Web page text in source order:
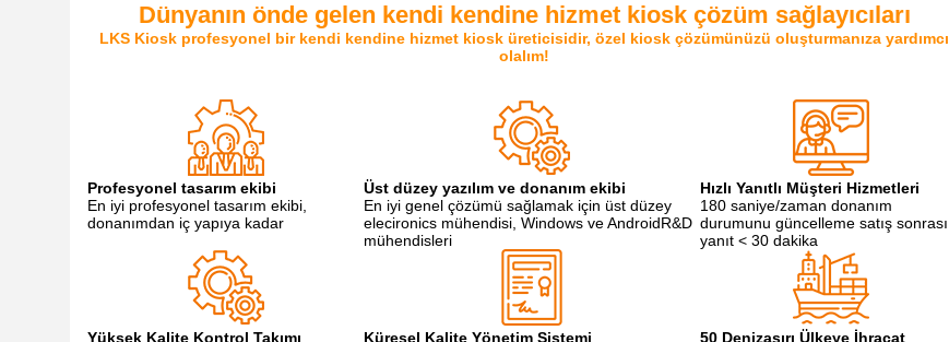
Dünyanın önde gelen kendi kendine hizmet kiosk çözüm sağlayıcıları
LKS Kiosk profesyonel bir kendi kendine hizmet kiosk üreticisidir, özel kiosk çözümünüzü oluşturmanıza yardımcı
olalım!
Profesyonel tasarım ekibi
En iyi profesyonel tasarım ekibi,
donanımdan iç yapıya kadar
Üst düzey yazılım ve donanım ekibi
En iyi genel çözümü sağlamak için üst düzey
elecironics mühendisi, Windows ve AndroidR&D
mühendisleri
Hızlı Yanıtlı Müşteri Hizmetleri
180 saniye/zaman donanım
durumunu güncelleme satış sonrası
yanıt < 30 dakika
Yüksek Kalite Kontrol Takımı
Küresel Kalite Yönetim Sistemi
50 Denizaşırı Ülkeye İhracat